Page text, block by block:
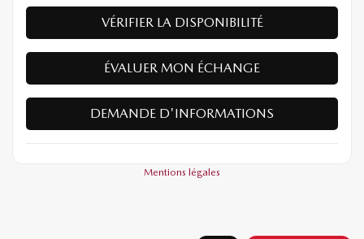
VÉRIFIER LA DISPONIBILITÉ
ÉVALUER MON ÉCHANGE
DEMANDE D'INFORMATIONS
Mentions légales